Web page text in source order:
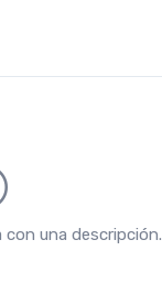
una descripción.